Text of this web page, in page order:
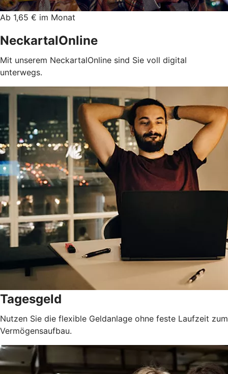
Ab 1,65 € im Monat
NeckartalOnline
Mit unserem NeckartalOnline sind Sie voll digital
unterwegs.
Tagesgeld
Nutzen Sie die flexible Geldanlage ohne feste Laufzeit zum
Vermögensaufbau.